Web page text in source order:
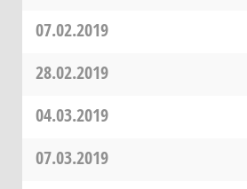
07.02.2019
28.02.2019
04.03.2019
07.03.2019